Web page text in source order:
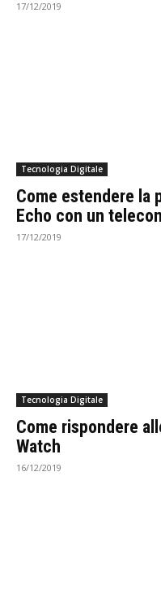
17/12/2019
Tecnologia Digitale
Come estendere la
Echo con un
17/12/2019
Tecnologia Digitale
Come rispondere
Watch
16/12/2019